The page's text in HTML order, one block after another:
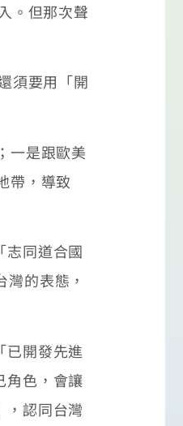
。但那次聲
須要用「開
一是跟歐美
帶，導致
同道合國
的表態，
開發先進
角色，會讓
，認同台灣